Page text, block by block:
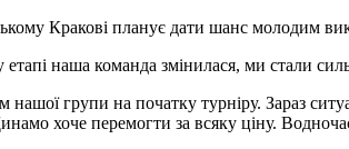
Кракові планує дати шанс молодим
наша команда змінилася, ми стали
групи на початку турніру. Зараз
хоче перемогти за всяку ціну.